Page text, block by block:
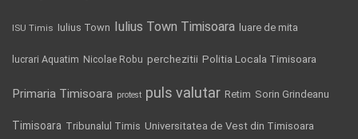
ISU Timis Iulius Town Iulius Town Timisoara luare de mita
lucrari Aquatim Nicolae Robu perchezitii Politia Locala Timisoara
Primaria Timisoara protest puls valutar Retim Sorin Grindeanu
Timisoara Tribunalul Timis Universitatea de Vest din Timisoara